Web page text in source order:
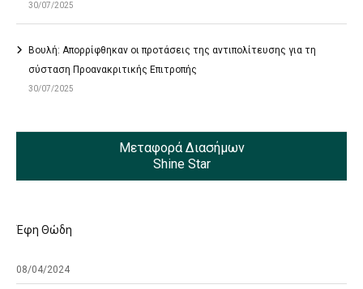
30/07/2025
Βουλή: Απορρίφθηκαν οι προτάσεις της αντιπολίτευσης για τη
σύσταση Προανακριτικής Επιτροπής
30/07/2025
Μεταφορά Διασήμων
Shine Star
Έφη Θώδη
08/04/2024